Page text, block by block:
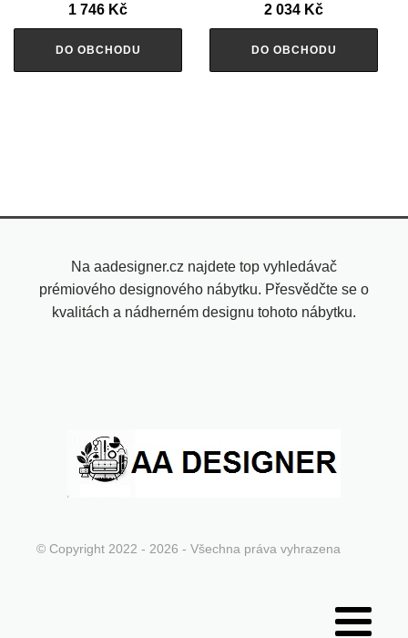
1 746 Kč
DO OBCHODU
2 034 Kč
DO OBCHODU
Na aadesigner.cz najdete top vyhledávač
prémiového designového nábytku. Přesvědčte se o
kvalitách a nádherném designu tohoto nábytku.
© Copyright 2022 - 2026 - Všechna práva vyhrazena